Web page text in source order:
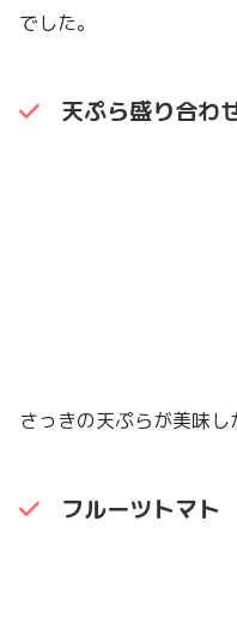
でした。
天ぷら盛り合わ
さっきの天ぷらが美味し
フルーツトマト